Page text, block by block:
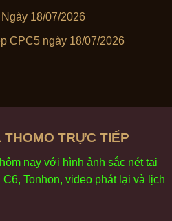
18/07/2026
CPC5 ngày 18/07/2026
TRỰC TIẾP
hôm nay với hình ảnh sắc néttại
C6, Tonhon, video phátl ại và ịch